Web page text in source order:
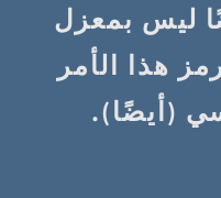
ليس بمعزل
هذا الأمر
(أيضًا).